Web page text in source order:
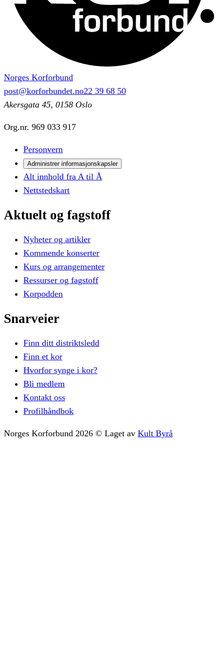
Norges Korforbund
post@korforbundet.no22 39 68 50
Akersgata 45, 0158 Oslo
Org.nr. 969 033 917
Personvern
Administrer informasjonskapsler
Alt innhold fra A til Å
Nettstedskart
Aktuelt og fagstoff
Nyheter og artikler
Kommende konserter
Kurs og arrangementer
Ressurser og fagstoff
Korpodden
Snarveier
Finn ditt distriktsledd
Finn et kor
Hvorfor synge i kor?
Bli medlem
Kontakt oss
Profilhåndbok
Norges Korforbund 2026 © Laget av Kult Byrå